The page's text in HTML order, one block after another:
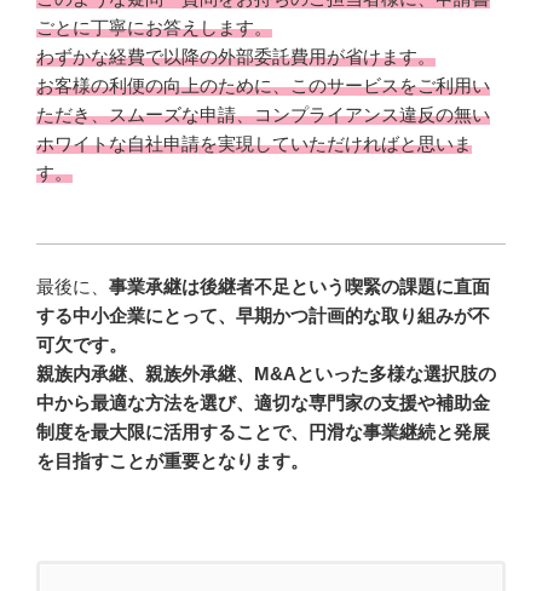
ごとに丁寧にお答えします。
わずかな経費で以降の外部委託費用が省けます。
お客様の利便の向上のために、このサービスをご利用い
ただき、スムーズな申請、コンプライアンス違反の無い
ホワイトな自社申請を実現していただければと思いま
す。
最後に、 事業承継は後継者不足という喫緊の課題に直面
する中小企業にとって、早期かつ計画的な取り組みが不
可欠です。
親族内承継、親族外承継、M&Aといった多様な選択肢の
中から最適な方法を選び、適切な専門家の支援や補助金
制度を最大限に活用することで、円滑な事業継続と発展
を目指すことが重要となります。